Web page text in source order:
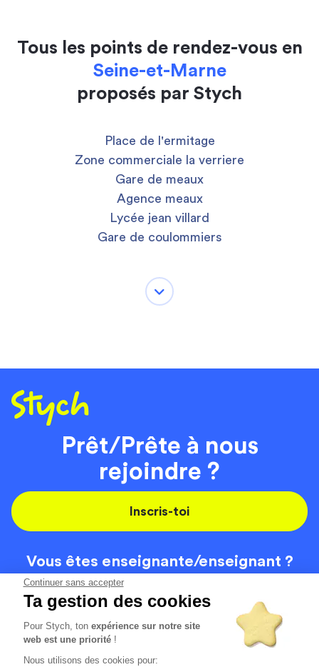
Continuer sans accepter
Ta gestion des cookies
Pour Stych, tonexpérience sur notre site
web est une priorité !
Nous utilisons des cookies pour:
Tous les points de rendez-vous en
Seine-et-Marne
proposés par Stych
Place de l'ermitage
Zone commerciale la verriere
Gare de meaux
Agence meaux
Lycée jean villard
Gare de coulommiers
Prêt/Prête à nous
rejoindre ?
Inscris-toi
Vous êtes enseignante/enseignant ?
On recrute
Code de la route
Contact